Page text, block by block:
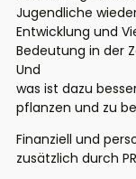
Jugendliche
Entwicklung und
Bedeutung in der
Und
was ist dazu
pflanzen und zu
Finanziell und
zusätzlich durch